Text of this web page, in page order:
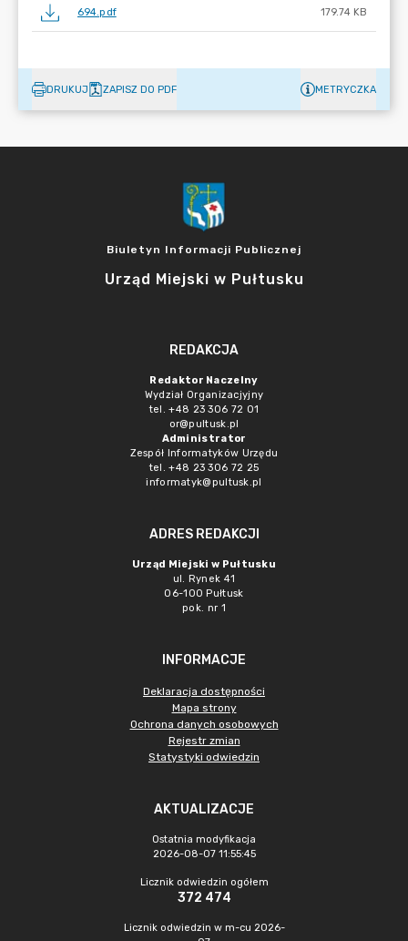
694.pdf 179.74 KB
DRUKUJ ZAPISZ DO PDF METRYCZKA
Biuletyn Informacji Publicznej
Urząd Miejski w Pułtusku
REDAKCJA
Redaktor Naczelny
Wydział Organizacjyjny
tel. +48 23 306 72 01
or@pultusk.pl
Administrator
Zespół Informatyków Urzędu
tel. +48 23 306 72 25
informatyk@pultusk.pl
ADRES REDAKCJI
Urząd Miejski w Pułtusku
ul. Rynek 41
06-100 Pułtusk
pok. nr 1
INFORMACJE
Deklaracja dostępności
Mapa strony
Ochrona danych osobowych
Rejestr zmian
Statystyki odwiedzin
AKTUALIZACJE
Ostatnia modyfikacja
2026-08-07 11:55:45
Licznik odwiedzin ogółem
372 474
Licznik odwiedzin w m-cu 2026-